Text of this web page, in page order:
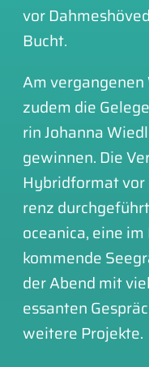
vor
Bucht.
Am
zudem die
rin Johan­na
gewin­nen. Die
Hybrid­for­mat
renz
ocea­ni­ca, eine
kom­men­de
der Abend mit
es­san­ten
wei­te­re Pro­jek­te.